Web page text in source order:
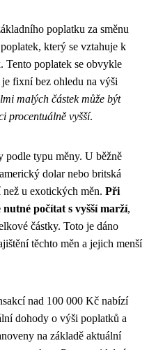
poplatku za směnu
který se vztahuje k
Tento poplatek se obvykle
fixní bez ohledu na výši
malých částek může být
procentuálně vyšší.
podle typu měny. U běžně
dolar nebo britská
u exotických měn. Při
počítat s vyšší marží,
částky. Toto je dáno
těchto měn a jejich menší
nad 100 000 Kč nabízí
dohody o výši poplatků a
na základě aktuální